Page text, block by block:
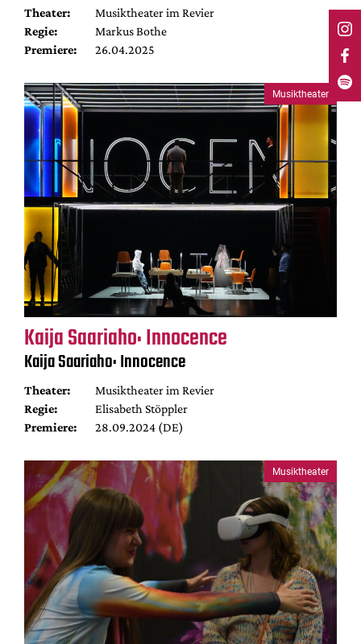
Theater:
Musiktheater im Revier
Regie:
Markus Bothe
Premiere:
26.04.2025
Musiktheater
Kaija Saariaho: Innocence
Kaija Saariaho: Innocence
Theater:
Musiktheater im Revier
Regie:
Elisabeth Stöppler
Premiere:
28.09.2024 (DE)
Musiktheater